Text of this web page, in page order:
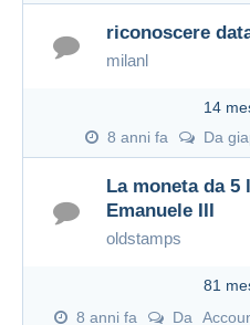
riconoscere
milanl
14
8 anni fa
Da
La moneta da
Emanuele III
oldstamps
81
8 anni fa
Da